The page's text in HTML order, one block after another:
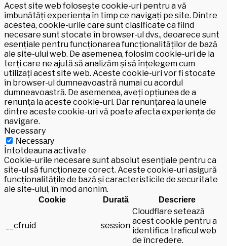
Acest site web folosește cookie-uri pentru a vă
îmbunătăți experiența în timp ce navigați pe site. Dintre
acestea, cookie-urile care sunt clasificate ca fiind
necesare sunt stocate în browser-ul dvs., deoarece sunt
esențiale pentru funcționarea funcționalităților de bază
ale site-ului web. De asemenea, folosim cookie-uri de la
terți care ne ajută să analizăm și să înțelegem cum
utilizați acest site web. Aceste cookie-uri vor fi stocate
în browser-ul dumneavoastră numai cu acordul
dumneavoastră. De asemenea, aveți opțiunea de a
renunța la aceste cookie-uri. Dar renunțarea la unele
dintre aceste cookie-uri vă poate afecta experiența de
navigare.
Necessary
Necessary
Întotdeauna activate
Cookie-urile necesare sunt absolut esențiale pentru ca
site-ul să funcționeze corect. Aceste cookie-uri asigură
funcționalitățile de bază și caracteristicile de securitate
ale site-ului, în mod anonim.
Cookie Durată Descriere
__cfruid session
Cloudflare setează
acest cookie pentru a
identifica traficul web
de încredere.